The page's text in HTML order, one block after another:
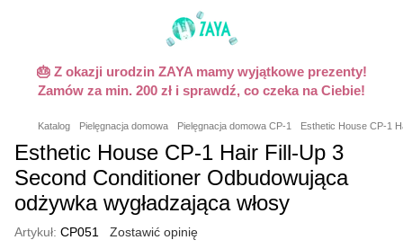
🎂 Z okazji urodzin ZAYA mamy wyjątkowe prezenty!
Zamów za min. 200 zł i sprawdź, co czeka na Ciebie!
Katalog Pielęgnacja domowa Pielęgnacja domowa CP-1 Esthetic House CP-1
Esthetic House CP-1 Hair Fill-Up 3
Second Conditioner Odbudowująca
odżywka wygładzająca włosy
Artykuł: CP051 Zostawić opinię